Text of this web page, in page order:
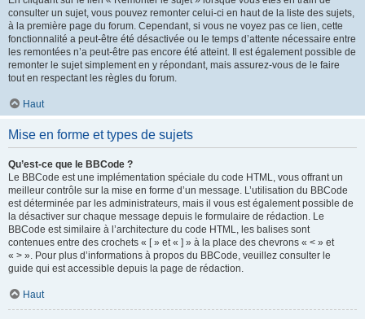
consulter un sujet, vous pouvez remonter celui-ci en haut de la liste des sujets,
à la première page du forum. Cependant, si vous ne voyez pas ce lien, cette
fonctionnalité a peut-être été désactivée ou le temps d’attente nécessaire entre
les remontées n’a peut-être pas encore été atteint. Il est également possible de
remonter le sujet simplement en y répondant, mais assurez-vous de le faire
tout en respectant les règles du forum.
Haut
Mise en forme et types de sujets
Qu’est-ce que le BBCode ?
Le BBCode est une implémentation spéciale du code HTML, vous offrant un
meilleur contrôle sur la mise en forme d’un message. L’utilisation du BBCode
est déterminée par les administrateurs, mais il vous est également possible de
la désactiver sur chaque message depuis le formulaire de rédaction. Le
BBCode est similaire à l’architecture du code HTML, les balises sont
contenues entre des crochets « [ » et « ] » à la place des chevrons « < » et
« > ». Pour plus d’informations à propos du BBCode, veuillez consulter le
guide qui est accessible depuis la page de rédaction.
Haut